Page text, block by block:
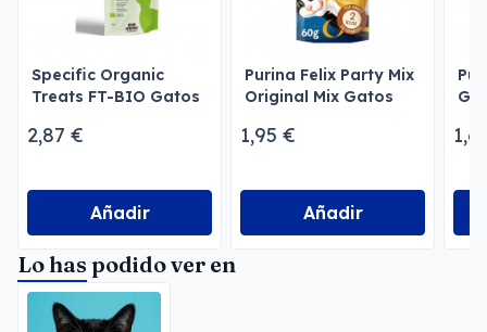
Specific Organic
Treats FT-BIO Gatos
2,87 €
Añadir
Purina Felix Party Mix
Original Mix Gatos
1,95 €
Añadir
Lo has podido ver en